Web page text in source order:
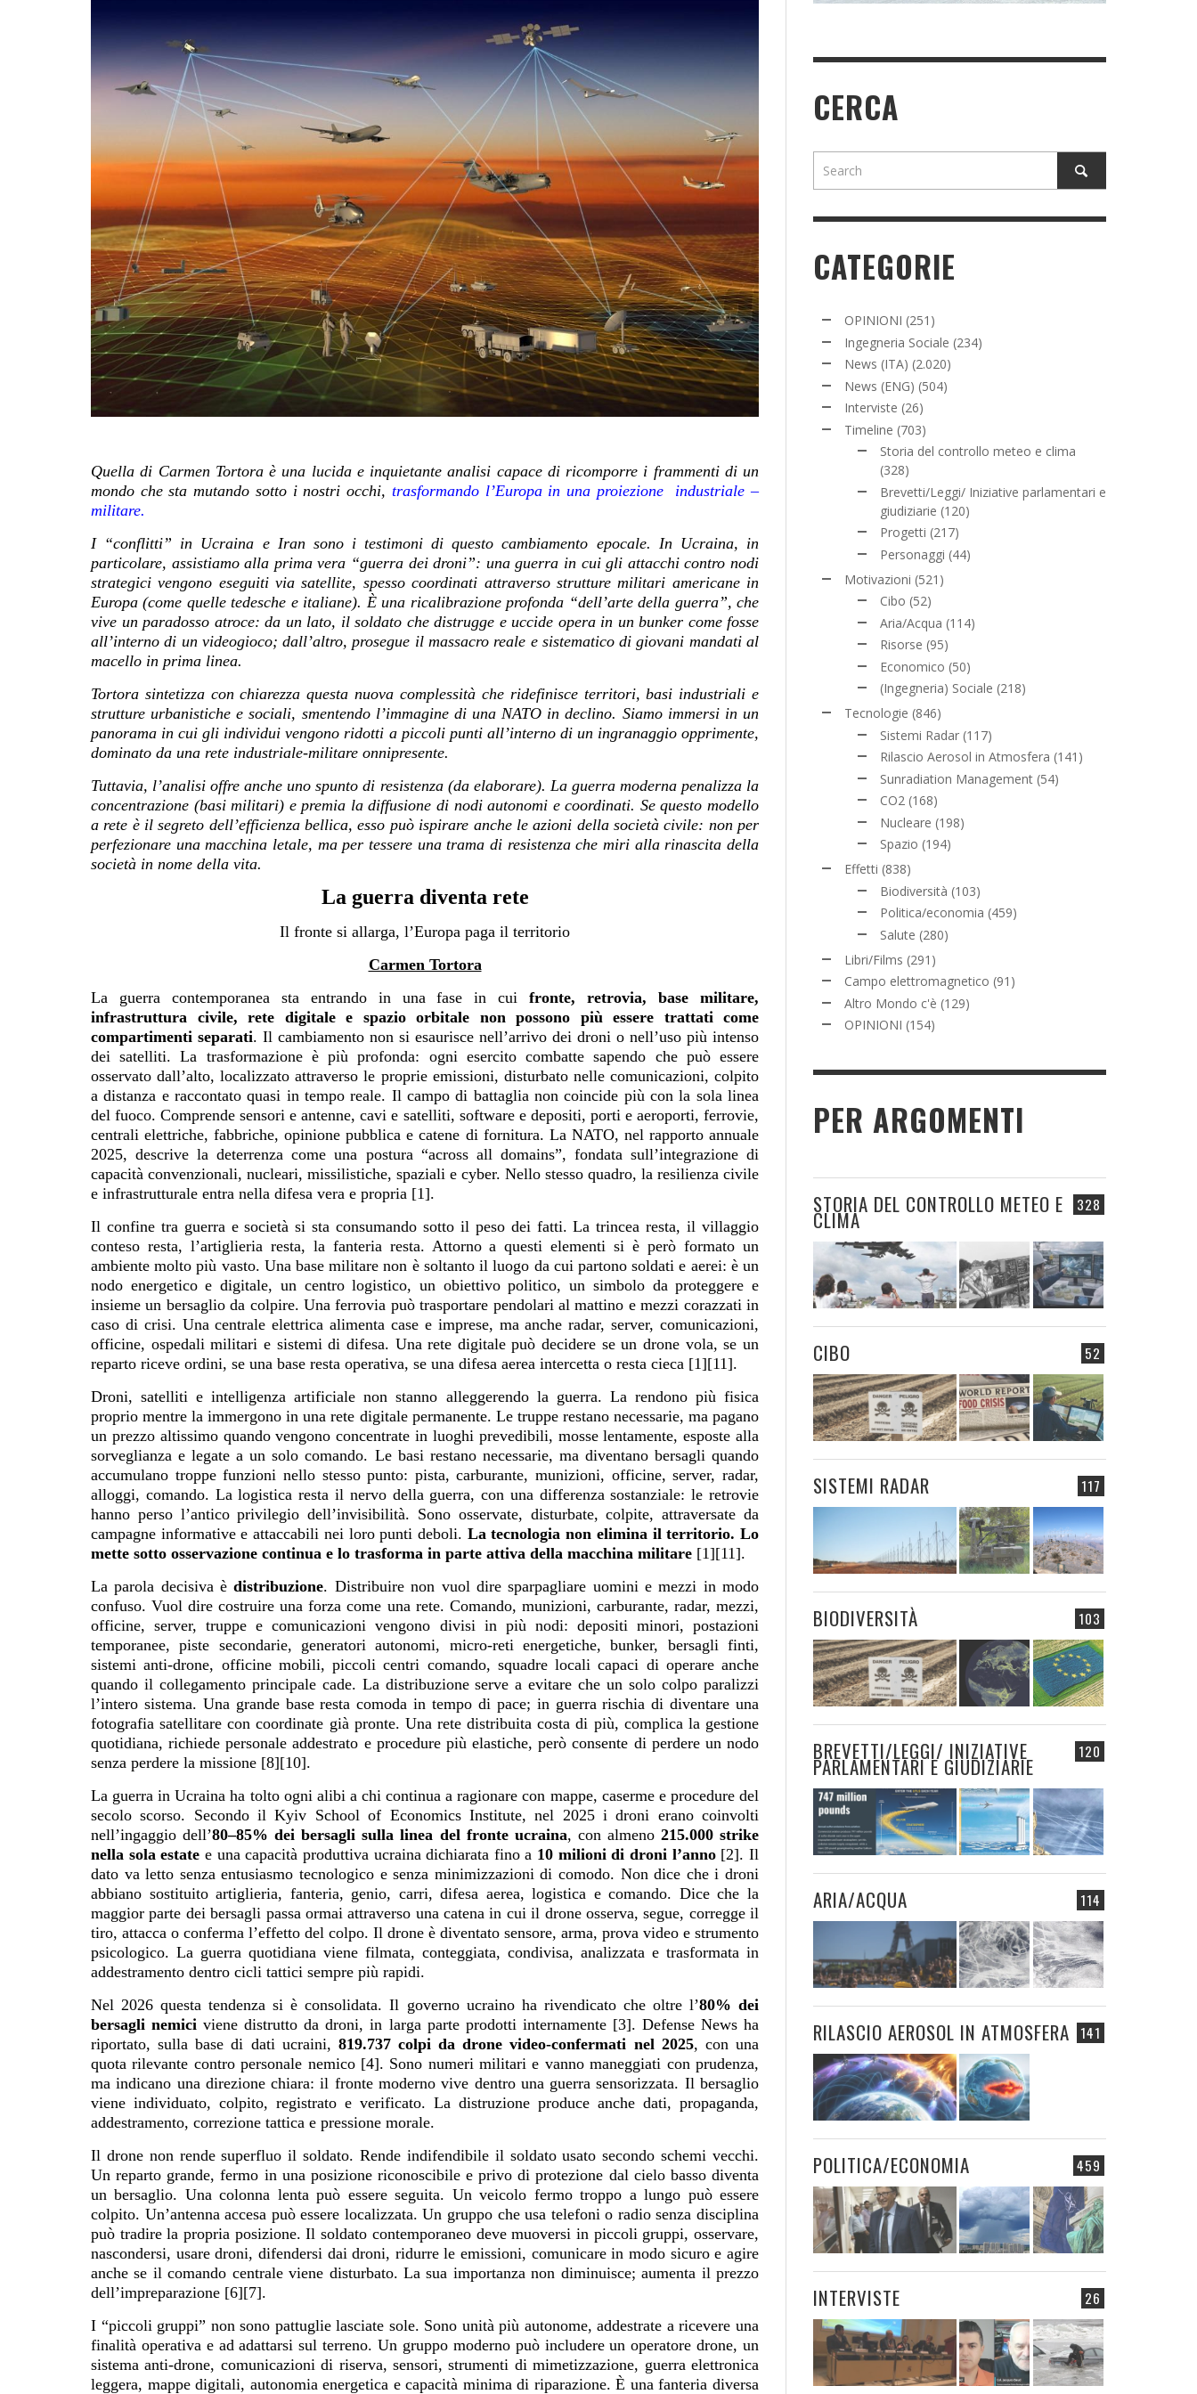
Quella di Carmen Tortora è una lucida e inquietante analisi capace di ricomporre i frammenti di un
mondo che sta mutando sotto i nostri occhi, trasformando l’Europa in una proiezione industriale –
militare.
I “conflitti” in Ucraina e Iran sono i testimoni di questo cambiamento epocale. In Ucraina, in
particolare, assistiamo alla prima vera “guerra dei droni”: una guerra in cui gli attacchi contro nodi
strategici vengono eseguiti via satellite, spesso coordinati attraverso strutture militari americane in
Europa (come quelle tedesche e italiane). È una ricalibrazione profonda “dell’arte della guerra”, che
vive un paradosso atroce: da un lato, il soldato che distrugge e uccide opera in un bunker come fosse
all’interno di un videogioco; dall’altro, prosegue il massacro reale e sistematico di giovani mandati al
macello in prima linea.
Tortora sintetizza con chiarezza questa nuova complessità che ridefinisce territori, basi industriali e
strutture urbanistiche e sociali, smentendo l’immagine di una NATO in declino. Siamo immersi in un
panorama in cui gli individui vengono ridotti a piccoli punti all’interno di un ingranaggio opprimente,
dominato da una rete industriale-militare onnipresente.
Tuttavia, l’analisi offre anche uno spunto di resistenza (da elaborare). La guerra moderna penalizza la
concentrazione (basi militari) e premia la diffusione di nodi autonomi e coordinati. Se questo modello
a rete è il segreto dell’efficienza bellica, esso può ispirare anche le azioni della società civile: non per
perfezionare una macchina letale, ma per tessere una trama di resistenza che miri alla rinascita della
società in nome della vita.
La guerra diventa rete
Il fronte si allarga, l’Europa paga il territorio
Carmen Tortora
La guerra contemporanea sta entrando in una fase in cuifronte, retrovia, base militare,
infrastruttura civile, rete digitale e spazio orbitale non possono più essere trattati come
compartimenti separati. Il cambiamento non si esaurisce nell’arrivo dei droni o nell’uso più intenso
dei satelliti. La trasformazione è più profonda: ogni esercito combatte sapendo che può essere
osservato dall’alto, localizzato attraverso le proprie emissioni, disturbato nelle comunicazioni, colpito
a distanza e raccontato quasi in tempo reale. Il campo di battaglia non coincide più con la sola linea
del fuoco. Comprende sensori e antenne, cavi e satelliti, software e depositi, porti e aeroporti, ferrovie,
centrali elettriche, fabbriche, opinione pubblica e catene di fornitura. La NATO, nel rapporto annuale
2025, descrive la deterrenza come una postura “across all domains”, fondata sull’integrazione di
capacità convenzionali, nucleari, missilistiche, spaziali e cyber. Nello stesso quadro, la resilienza civile
e infrastrutturale entra nella difesa vera e propria [1].
Il confine tra guerra e società si sta consumando sotto il peso dei fatti. La trincea resta, il villaggio
conteso resta, l’artiglieria resta, la fanteria resta. Attorno a questi elementi si è però formato un
ambiente molto più vasto. Una base militare non è soltanto il luogo da cui partono soldati e aerei: è un
nodo energetico e digitale, un centro logistico, un obiettivo politico, un simbolo da proteggere e
insieme un bersaglio da colpire. Una ferrovia può trasportare pendolari al mattino e mezzi corazzati in
caso di crisi. Una centrale elettrica alimenta case e imprese, ma anche radar, server, comunicazioni,
officine, ospedali militari e sistemi di difesa. Una rete digitale può decidere se un drone vola, se un
reparto riceve ordini, se una base resta operativa, se una difesa aerea intercetta o resta cieca [1][11].
Droni, satelliti e intelligenza artificiale non stanno alleggerendo la guerra. La rendono più fisica
proprio mentre la immergono in una rete digitale permanente. Le truppe restano necessarie, ma pagano
un prezzo altissimo quando vengono concentrate in luoghi prevedibili, mosse lentamente, esposte alla
sorveglianza e legate a un solo comando. Le basi restano necessarie, ma diventano bersagli quando
accumulano troppe funzioni nello stesso punto: pista, carburante, munizioni, officine, server, radar,
alloggi, comando. La logistica resta il nervo della guerra, con una differenza sostanziale: le retrovie
hanno perso l’antico privilegio dell’invisibilità. Sono osservate, disturbate, colpite, attraversate da
campagne informative e attaccabili nei loro punti deboli. La tecnologia non elimina il territorio. Lo
mette sotto osservazione continua e lo trasforma in parte attiva della macchina militare [1][11].
La parola decisiva èdistribuzione. Distribuire non vuol dire sparpagliare uomini e mezzi in modo
confuso. Vuol dire costruire una forza come una rete. Comando, munizioni, carburante, radar, mezzi,
officine, server, truppe e comunicazioni vengono divisi in più nodi: depositi minori, postazioni
temporanee, piste secondarie, generatori autonomi, micro-reti energetiche, bunker, bersagli finti,
sistemi anti-drone, officine mobili, piccoli centri comando, squadre locali capaci di operare anche
quando il collegamento principale cade. La distribuzione serve a evitare che un solo colpo paralizzi
l’intero sistema. Una grande base resta comoda in tempo di pace; in guerra rischia di diventare una
fotografia satellitare con coordinate già pronte. Una rete distribuita costa di più, complica la gestione
quotidiana, richiede personale addestrato e procedure più elastiche, però consente di perdere un nodo
senza perdere la missione [8][10].
La guerra in Ucraina ha tolto ogni alibi a chi continua a ragionare con mappe, caserme e procedure del
secolo scorso. Secondo il Kyiv School of Economics Institute, nel 2025 i droni erano coinvolti
nell’ingaggio dell’80–85% dei bersagli sulla linea del fronte ucraina, con almeno 215.000 strike
nella sola estate e una capacità produttiva ucraina dichiarata fino a 10 milioni di droni l’anno[2]. Il
dato va letto senza entusiasmo tecnologico e senza minimizzazioni di comodo. Non dice che i droni
abbiano sostituito artiglieria, fanteria, genio, carri, difesa aerea, logistica e comando. Dice che la
maggior parte dei bersagli passa ormai attraverso una catena in cui il drone osserva, segue, corregge il
tiro, attacca o conferma l’effetto del colpo. Il drone è diventato sensore, arma, prova video e strumento
psicologico. La guerra quotidiana viene filmata, conteggiata, condivisa, analizzata e trasformata in
addestramento dentro cicli tattici sempre più rapidi.
Nel 2026 questa tendenza si è consolidata. Il governo ucraino ha rivendicato che oltre l’80% dei
bersagli nemici viene distrutto da droni, in larga parte prodotti internamente [3]. Defense News ha
riportato, sulla base di dati ucraini, 819.737 colpi da drone video-confermati nel 2025, con una
quota rilevante contro personale nemico [4]. Sono numeri militari e vanno maneggiati con prudenza,
ma indicano una direzione chiara: il fronte moderno vive dentro una guerra sensorizzata. Il bersaglio
viene individuato, colpito, registrato e verificato. La distruzione produce anche dati, propaganda,
addestramento, correzione tattica e pressione morale.
Il drone non rende superfluo il soldato. Rende indifendibile il soldato usato secondo schemi vecchi.
Un reparto grande, fermo in una posizione riconoscibile e privo di protezione dal cielo basso diventa
un bersaglio. Una colonna lenta può essere seguita. Un veicolo fermo troppo a lungo può essere
colpito. Un’antenna accesa può essere localizzata. Un gruppo che usa telefoni o radio senza disciplina
può tradire la propria posizione. Il soldato contemporaneo deve muoversi in piccoli gruppi, osservare,
nascondersi, usare droni, difendersi dai droni, ridurre le emissioni, comunicare in modo sicuro e agire
anche se il comando centrale viene disturbato. La sua importanza non diminuisce; aumenta il prezzo
dell’impreparazione [6][7].
I “piccoli gruppi” non sono pattuglie lasciate sole. Sono unità più autonome, addestrate a ricevere una
finalità operativa e ad adattarsi sul terreno. Un gruppo moderno può includere un operatore drone, un
sistema anti-drone, comunicazioni di riserva, sensori, strumenti di mimetizzazione, guerra elettronica
leggera, mappe digitali, autonomia energetica e capacità minima di riparazione. È una fanteria diversa
CERCA
CATEGORIE
OPINIONI (251)
Ingegneria Sociale (234)
News (ITA) (2.020)
News (ENG) (504)
Interviste (26)
Timeline (703)
Storia del controllo meteo e clima
(328)
Brevetti/Leggi/ Iniziative parlamentari e
giudiziarie (120)
Progetti (217)
Personaggi (44)
Motivazioni (521)
Cibo (52)
Aria/Acqua (114)
Risorse (95)
Economico (50)
(Ingegneria) Sociale (218)
Tecnologie (846)
Sistemi Radar (117)
Rilascio Aerosol in Atmosfera (141)
Sunradiation Management (54)
CO2 (168)
Nucleare (198)
Spazio (194)
Effetti (838)
Biodiversità (103)
Politica/economia (459)
Salute (280)
Libri/Films (291)
Campo elettromagnetico (91)
Altro Mondo c'è (129)
OPINIONI (154)
PER ARGOMENTI
328
STORIA DEL CONTROLLO METEO E
CLIMA
52
CIBO
117
SISTEMI RADAR
103
BIODIVERSITÀ
120
BREVETTI/LEGGI/ INIZIATIVE
PARLAMENTARI E GIUDIZIARIE
114
ARIA/ACQUA
141
RILASCIO AEROSOL IN ATMOSFERA
459
POLITICA/ECONOMIA
26
INTERVISTE